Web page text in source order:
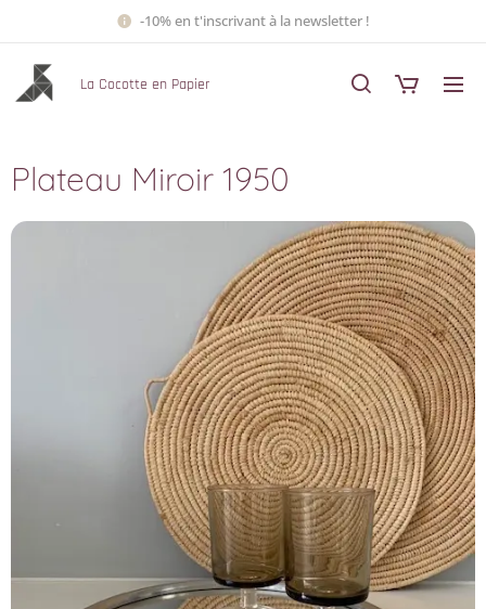
-10% en t'inscrivant à la newsletter !
La Cocotte en Papier
Plateau Miroir 1950